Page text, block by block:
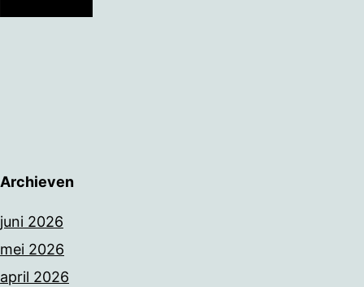
Archieven
juni 2026
mei 2026
april 2026